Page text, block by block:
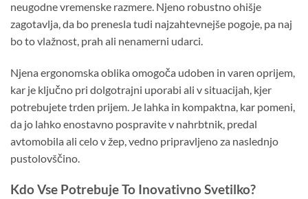
neugodne vremenske razmere. Njeno robustno ohišje
zagotavlja, da bo prenesla tudi najzahtevnejše pogoje, pa naj
bo to vlažnost, prah ali nenamerni udarci.
Njena ergonomska oblika omogoča udoben in varen oprijem,
kar je ključno pri dolgotrajni uporabi ali v situacijah, kjer
potrebujete trden prijem. Je lahka in kompaktna, kar pomeni,
da jo lahko enostavno pospravite v nahrbtnik, predal
avtomobila ali celo v žep, vedno pripravljeno za naslednjo
pustolovščino.
Kdo Vse Potrebuje To Inovativno Svetilko?